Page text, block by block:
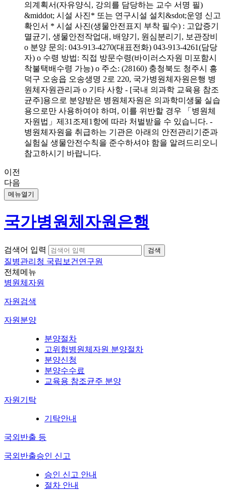
의계획서(자유양식, 강의를 담당하는 교수 서명 필)
&middot; 시설 사진* 또는 연구시설 설치&sdot;운영 신고
확인서 * 시설 사진(생물안전표지 부착 필수) : 고압증기
멸균기, 생물안전작업대, 배양기, 원심분리기, 보관장비
o 분양 문의: 043-913-4270(대표전화) 043-913-4261(담당
자) o 수령 방법: 직접 방문수령(바이러스자원 미포함시
착불택배수령 가능) o 주소: (28160) 충청북도 청주시 흥
덕구 오송읍 오송생명 2로 220, 국가병원체자원은행 병
원체자원관리과 o 기타 사항 - [국내 의과학 교육용 참조
균주]용으로 분양받은 병원체자원은 의과학미생물 실습
용으로만 사용하여야 하며, 이를 위반할 경우 「병원체
자원법」제31조제1항에 따라 처벌받을 수 있습니다. -
병원체자원을 취급하는 기관은 아래의 안전관리기준과
실험실 생물안전수칙을 준수하셔야 함을 알려드리오니
참고하시기 바랍니다.
이전
다음
메뉴열기
국가병원체자원은행
검색어 입력
질병관리청 국립보건연구원
전체메뉴
병원체자원
자원검색
자원분양
분양절차
고위험병원체자원 분양절차
분양신청
분양수수료
교육용 참조균주 분양
자원기탁
기탁안내
국외반출 등
국외반출승인 신고
승인 신고 안내
절차 안내